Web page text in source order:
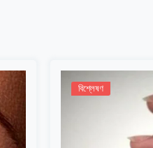
বিশ্লেষণ